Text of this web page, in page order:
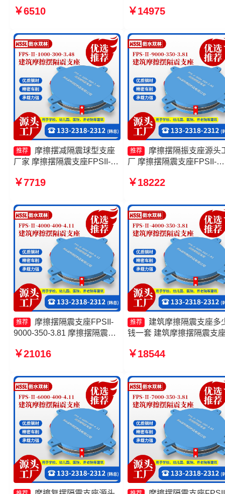
摩擦摆隔震支座FPSII-1000-
隔震支座FPS3A源头工厂
￥6510
FPSII-7000-300-3.48厂家
￥14975
推荐
摩擦摆减隔震球型支座
厂家 摩擦摆隔震支座FPSII-
隔震支座 摩擦摆式减隔震支座
￥7719
推荐
摩擦摆隔振支座源头
厂 摩擦摆隔震支座FPSII-
摆支座厂家 建筑摩擦摆减
￥18222
推荐
摩擦摆隔震支座FPSII-
9000-350-3.81 摩擦摆隔震支
摆隔震支座FPSII-6000-400-
￥21016
推荐
建筑摩擦隔震支座多
钱一套 建筑摩擦摆隔震支
FPSII-8000-300-3.48生产
￥18544